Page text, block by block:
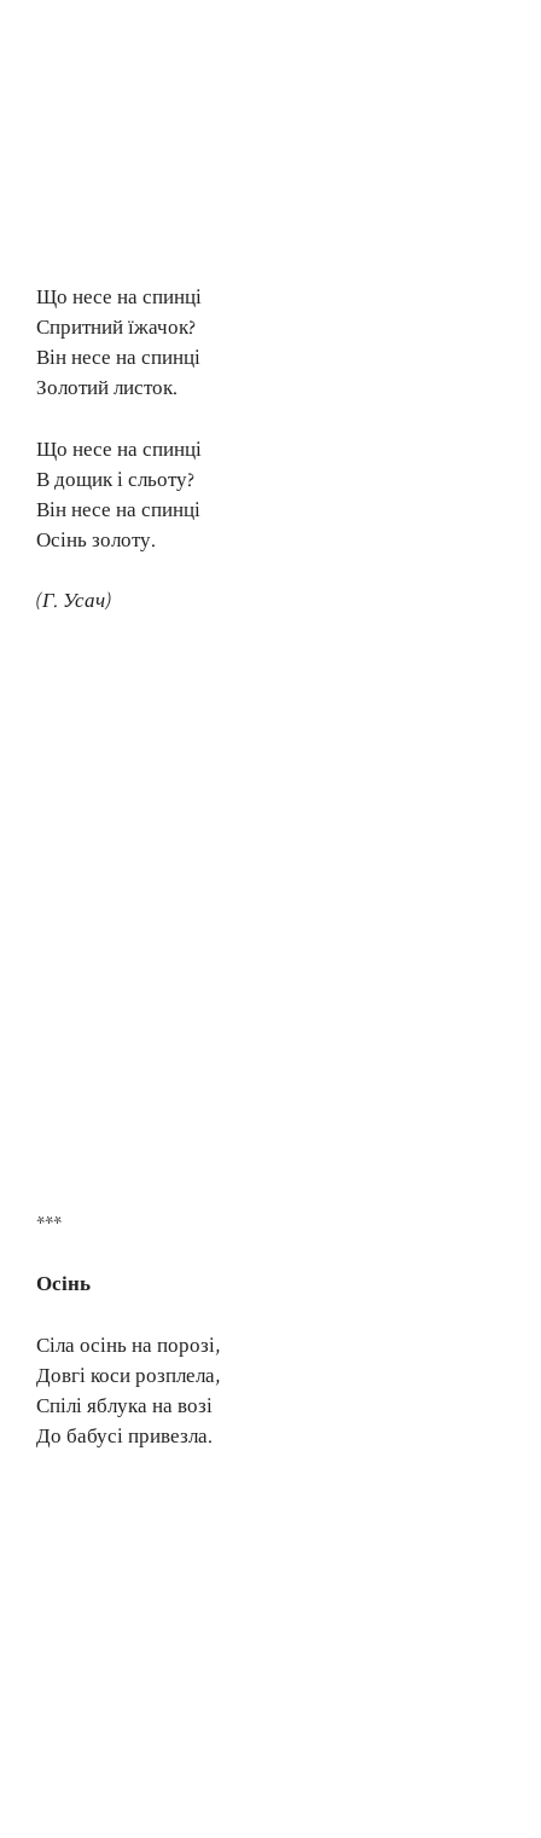
Що несе на спинці
Спритний їжачок?
Він несе на спинці
Золотий листок.
Що несе на спинці
В дощик і сльоту?
Він несе на спинці
Осінь золоту.
(Г. Усач)
***
Осінь
Сіла осінь на порозі,
Довгі коси розплела,
Спілі яблука на возі
До бабусі привезла.